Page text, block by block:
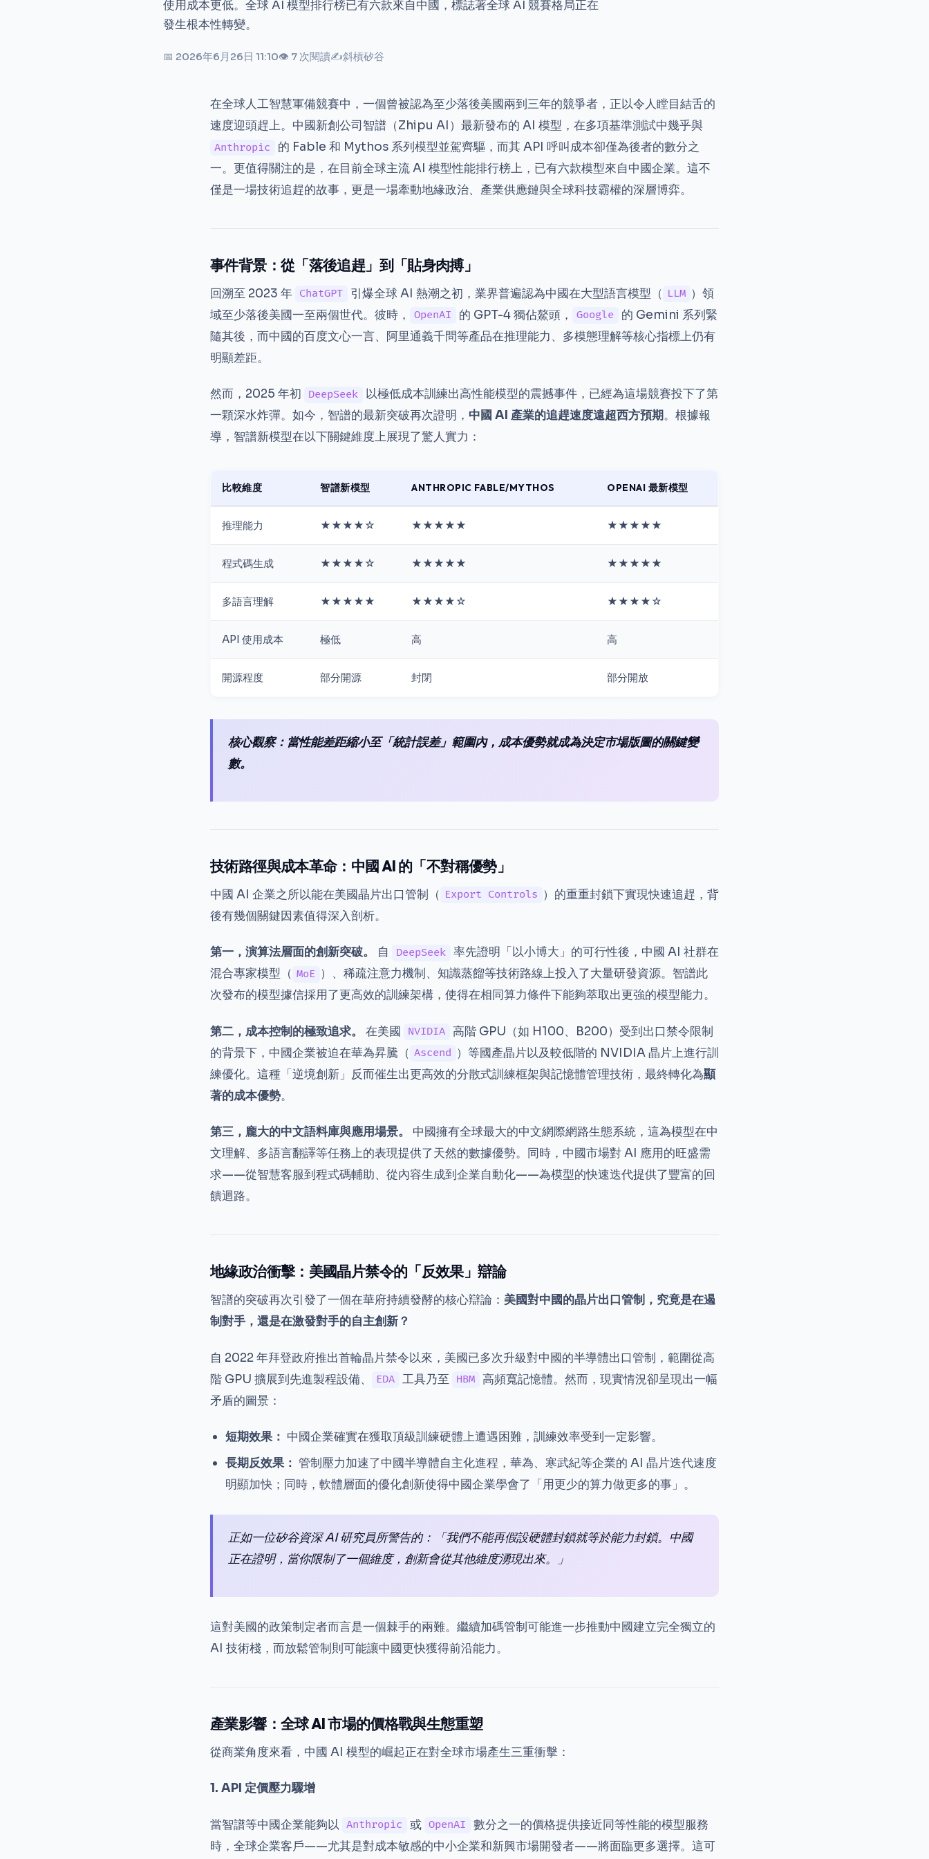
使用成本更低。全球 AI 模型排行榜已有六款來自中國，標誌著全球 AI 競賽格局正在
發生根本性轉變。
📅 2026年6月26日 11:10👁 7 次閱讀✍斜槓矽谷
在全球人工智慧軍備競賽中，一個曾被認為至少落後美國兩到三年的競爭者，正以令人瞠目結舌的
速度迎頭趕上。中國新創公司智譜（Zhipu AI）最新發布的 AI 模型，在多項基準測試中幾乎與
Anthropic
的 Fable 和 Mythos 系列模型並駕齊驅，而其 API 呼叫成本卻僅為後者的數分之
一。更值得關注的是，在目前全球主流 AI 模型性能排行榜上，已有六款模型來自中國企業。這不
僅是一場技術追趕的故事，更是一場牽動地緣政治、產業供應鏈與全球科技霸權的深層博弈。
事件背景：從「落後追趕」到「貼身肉搏」
回溯至 2023 年 ChatGPT 引爆全球 AI 熱潮之初，業界普遍認為中國在大型語言模型（ LLM ）領
域至少落後美國一至兩個世代。彼時，
OpenAI 的 GPT-4 獨佔鰲頭， Google
的 Gemini 系列緊
隨其後，而中國的百度文心一言、阿里通義千問等產品在推理能力、多模態理解等核心指標上仍有
明顯差距。
然而，2025 年初 DeepSeek
以極低成本訓練出高性能模型的震撼事件，已經為這場競賽投下了第
一顆深水炸彈。如今，智譜的最新突破再次證明， 中國 AI 產業的追趕速度遠超西方預期。根據報
導，智譜新模型在以下關鍵維度上展現了驚人實力：
比較維度 智譜新模型 ANTHROPIC FABLE/MYTHOS OPENAI 最新模型
推理能力 ★★★★☆ ★★★★★ ★★★★★
程式碼生成 ★★★★☆ ★★★★★ ★★★★★
多語言理解 ★★★★★ ★★★★☆ ★★★★☆
API 使用成本 極低 高 高
開源程度 部分開源 封閉 部分開放
核心觀察：當性能差距縮小至「統計誤差」範圍內，成本優勢就成為決定市場版圖的關鍵變
數。
技術路徑與成本革命：中國 AI 的「不對稱優勢」
中國 AI 企業之所以能在美國晶片出口管制（ Export Controls ）的重重封鎖下實現快速追趕，背
後有幾個關鍵因素值得深入剖析。
第一，演算法層面的創新突破。 自 DeepSeek 率先證明「以小博大」的可行性後，中國 AI 社群在
混合專家模型（ MoE ）、稀疏注意力機制、知識蒸餾等技術路線上投入了大量研發資源。智譜此
次發布的模型據信採用了更高效的訓練架構，使得在相同算力條件下能夠萃取出更強的模型能力。
第二，成本控制的極致追求。 在美國 NVIDIA 高階 GPU（如 H100、B200）受到出口禁令限制
的背景下，中國企業被迫在華為昇騰（ Ascend ）等國產晶片以及較低階的 NVIDIA 晶片上進行訓
練優化。這種「逆境創新」反而催生出更高效的分散式訓練框架與記憶體管理技術，最終轉化為顯
著的成本優勢。
第三，龐大的中文語料庫與應用場景。
中國擁有全球最大的中文網際網路生態系統，這為模型在中
文理解、多語言翻譯等任務上的表現提供了天然的數據優勢。同時，中國市場對 AI 應用的旺盛需
求——從智慧客服到程式碼輔助、從內容生成到企業自動化——為模型的快速迭代提供了豐富的回
饋迴路。
地緣政治衝擊：美國晶片禁令的「反效果」辯論
智譜的突破再次引發了一個在華府持續發酵的核心辯論： 美國對中國的晶片出口管制，究竟是在遏
制對手，還是在激發對手的自主創新？
自 2022 年拜登政府推出首輪晶片禁令以來，美國已多次升級對中國的半導體出口管制，範圍從高
階 GPU 擴展到先進製程設備、
EDA 工具乃至 HBM 高頻寬記憶體。然而，現實情況卻呈現出一幅
矛盾的圖景：
短期效果： 中國企業確實在獲取頂級訓練硬體上遭遇困難，訓練效率受到一定影響。
長期反效果： 管制壓力加速了中國半導體自主化進程，華為、寒武紀等企業的 AI 晶片迭代速度
明顯加快；同時，軟體層面的優化創新使得中國企業學會了「用更少的算力做更多的事」。
正如一位矽谷資深 AI 研究員所警告的：「我們不能再假設硬體封鎖就等於能力封鎖。中國
正在證明，當你限制了一個維度，創新會從其他維度湧現出來。」
這對美國的政策制定者而言是一個棘手的兩難。繼續加碼管制可能進一步推動中國建立完全獨立的
AI 技術棧，而放鬆管制則可能讓中國更快獲得前沿能力。
產業影響：全球 AI 市場的價格戰與生態重塑
從商業角度來看，中國 AI 模型的崛起正在對全球市場產生三重衝擊：
1. API 定價壓力驟增
當智譜等中國企業能夠以 Anthropic 或 OpenAI
數分之一的價格提供接近同等性能的模型服務
時，全球企業客戶——尤其是對成本敏感的中小企業和新興市場開發者——將面臨更多選擇。這可